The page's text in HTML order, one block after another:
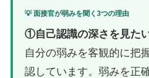
💡 面接官が弱みを聞く3つの理由
①自己認識の深さを見た
自分の弱みを客観的に把
認しています。弱みを正